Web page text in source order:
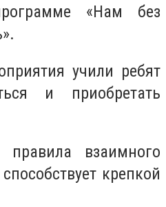
«Нам без
учили ребят
и приобретать
правила взаимного
крепкой